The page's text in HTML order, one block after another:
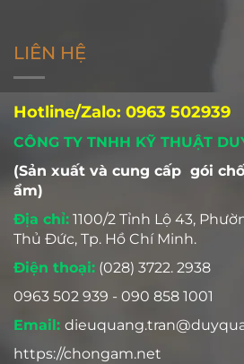
LIÊN HỆ
Hotline/Zalo: 0963 502939
CÔNG TY TNHH KỸ THUẬT
(Sản xuất và cung cấp gói
ẩm)
Địa chỉ: 1100/2 Tỉnh Lộ 43,
Thủ Đức, Tp. Hồ Chí Minh.
Điện thoại: (028) 3722. 2938
0963 502 939 - 090 858 1001
Email:
https://chongam.net